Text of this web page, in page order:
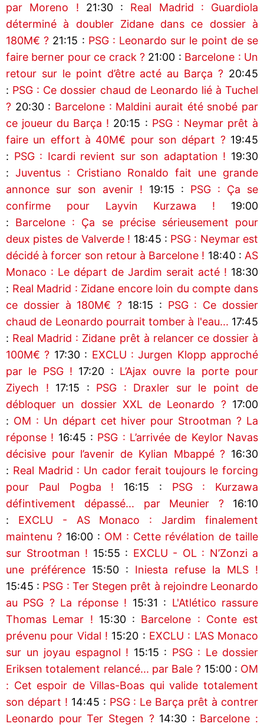
par Moreno ! 21:30 : Real Madrid : Guardiola
déterminé à doubler Zidane dans ce dossier à
180M€ ? 21:15 : PSG : Leonardo sur le point de se
faire berner pour ce crack ? 21:00 : Barcelone : Un
retour sur le point d’être acté au Barça ? 20:45
: PSG : Ce dossier chaud de Leonardo lié à Tuchel
? 20:30 : Barcelone : Maldini aurait été snobé par
ce joueur du Barça ! 20:15 : PSG : Neymar prêt à
faire un effort à 40M€ pour son départ ?19:45
: PSG : Icardi revient sur son adaptation ! 19:30
: Juventus : Cristiano Ronaldo fait une grande
annonce sur son avenir ! 19:15 : PSG : Ça se
confirme pour Layvin Kurzawa ! 19:00
: Barcelone : Ça se précise sérieusement pour
deux pistes de Valverde ! 18:45 : PSG : Neymar est
décidé à forcer son retour à Barcelone ! 18:40 : AS
Monaco : Le départ de Jardim serait acté ! 18:30
: Real Madrid : Zidane encore loin du compte dans
ce dossier à 180M€ ? 18:15 : PSG : Ce dossier
chaud de Leonardo pourrait tomber à l'eau... 17:45
: Real Madrid : Zidane prêt à relancer ce dossier à
100M€ ? 17:30 : EXCLU : Jurgen Klopp approché
par le PSG ! 17:20 : L’Ajax ouvre la porte pour
Ziyech ! 17:15 : PSG : Draxler sur le point de
débloquer un dossier XXL de Leonardo ?17:00
: OM : Un départ cet hiver pour Strootman ? La
réponse ! 16:45 : PSG : L’arrivée de Keylor Navas
décisive pour l’avenir de Kylian Mbappé ? 16:30
: Real Madrid : Un cador ferait toujours le forcing
pour Paul Pogba ! 16:15 : PSG : Kurzawa
défintivement dépassé... par Meunier ?16:10
: EXCLU - AS Monaco : Jardim finalement
maintenu ? 16:00 : OM : Cette révélation de taille
sur Strootman ! 15:55 : EXCLU - OL : N’Zonzi a
une préférence 15:50 : Iniesta refuse la MLS !
15:45 : PSG : Ter Stegen prêt à rejoindre Leonardo
au PSG ? La réponse ! 15:31 : L'Atlético rassure
Thomas Lemar ! 15:30 : Barcelone : Conte est
prévenu pour Vidal ! 15:20 : EXCLU : L’AS Monaco
sur un joyau espagnol ! 15:15 : PSG : Le dossier
Eriksen totalement relancé... par Bale ? 15:00 : OM
: Cet espoir de Villas-Boas qui valide totalement
son départ ! 14:45 : PSG : Le Barça prêt à contrer
Leonardo pour Ter Stegen ?14:30 : Barcelone :